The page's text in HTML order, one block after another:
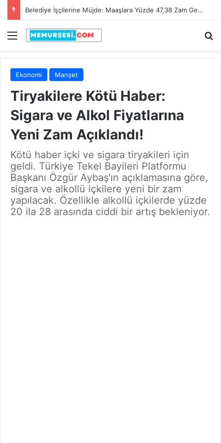
Belediye İşçilerine Müjde: Maaşlara Yüzde 47,38 Zam Geldi!
Menü
Ekonomi Manşet
Tiryakilere Kötü Haber:
Sigara ve Alkol Fiyatlarına
Yeni Zam Açıklandı!
Kötü haber içki ve sigara tiryakileri için
geldi. Türkiye Tekel Bayileri Platformu
Başkanı Özgür Aybaş'ın açıklamasına göre,
sigara ve alkollü içkilere yeni bir zam
yapılacak. Özellikle alkollü içkilerde yüzde
20 ila 28 arasında ciddi bir artış bekleniyor.